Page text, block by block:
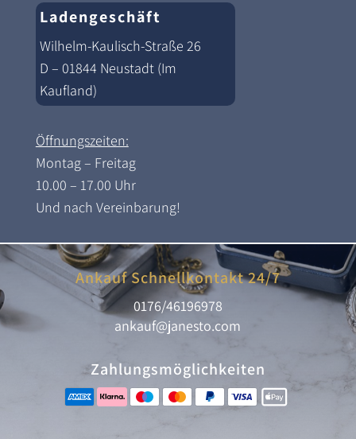
Ladengeschäft
Wilhelm-Kaulisch-Straße 26
D – 01844 Neustadt (Im
Kaufland)
Öffnungszeiten:
Montag – Freitag
10.00 – 17.00 Uhr
Und nach Vereinbarung!
Ankauf Schnellkontakt 24/7
0176/46196978
ankauf@janesto.com
Zahlungsmöglichkeiten